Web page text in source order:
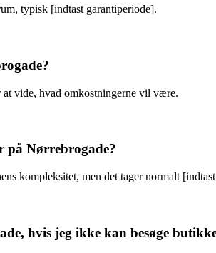
typisk [indtast garantiperiode].
at vide, hvad omkostningerne vil være.
på Nørrebrogade?
kompleksitet, men det tager normalt
hvis jeg ikke kan besøge